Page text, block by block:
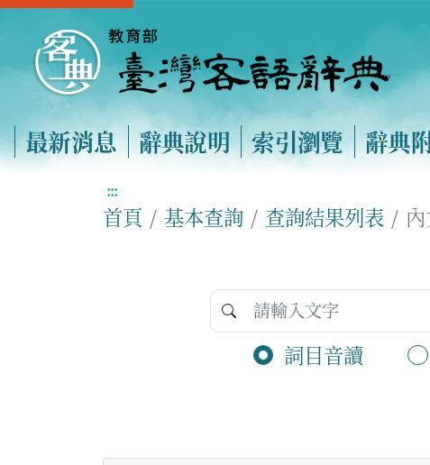
最新消息 辭典說明 索引瀏覽 辭典
:::
首頁 基本查詢 查詢結果列表
詞目音讀